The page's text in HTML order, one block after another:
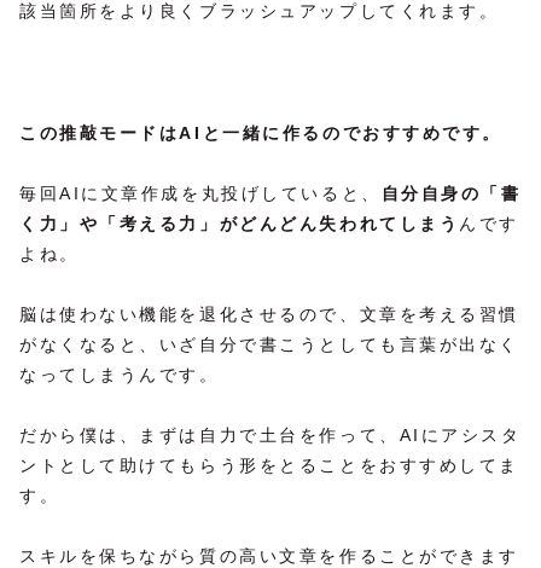
該当箇所をより良くブラッシュアップしてくれます。
この推敲モードはAIと一緒に作るのでおすすめです。
毎回AIに文章作成を丸投げしていると、
自分自身の「書
く力」や「考える力」がどんどん失われてしまう んです
よね。
脳は使わない機能を退化させるので、文章を考える習慣
がなくなると、いざ自分で書こうとしても言葉が出なく
なってしまうんです。
だから僕は、まずは自力で土台を作って、AIにアシスタ
ントとして助けてもらう形をとることをおすすめしてま
す。
スキルを保ちながら質の高い文章を作ることができます